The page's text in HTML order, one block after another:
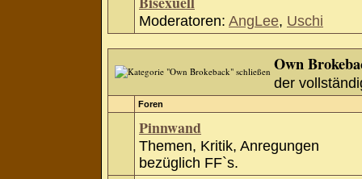
Moderatoren: AngLee, Uschi
Own
der
Foren
Pinnwand
Themen, Kritik, Anregungen
bezüglich FF`s.